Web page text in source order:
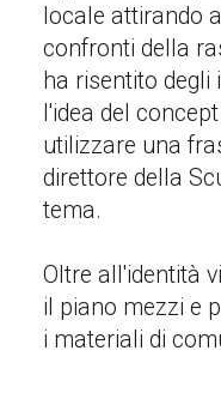
locale attirando
confronti della
ha risentito
l'idea del
utilizzare una
direttore della
tema.
Oltre all'identità
il piano mezzi e
i materiali di